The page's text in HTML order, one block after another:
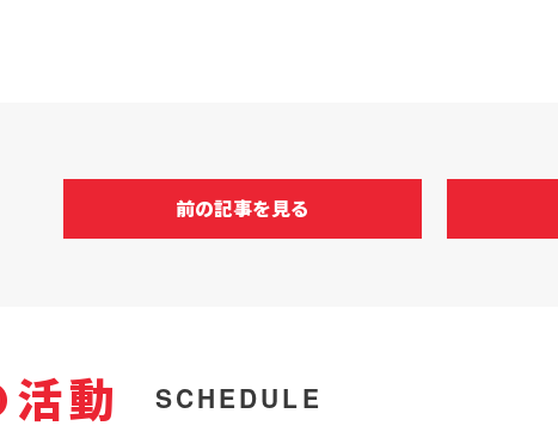
前の記事を見る
動 SCHEDULE